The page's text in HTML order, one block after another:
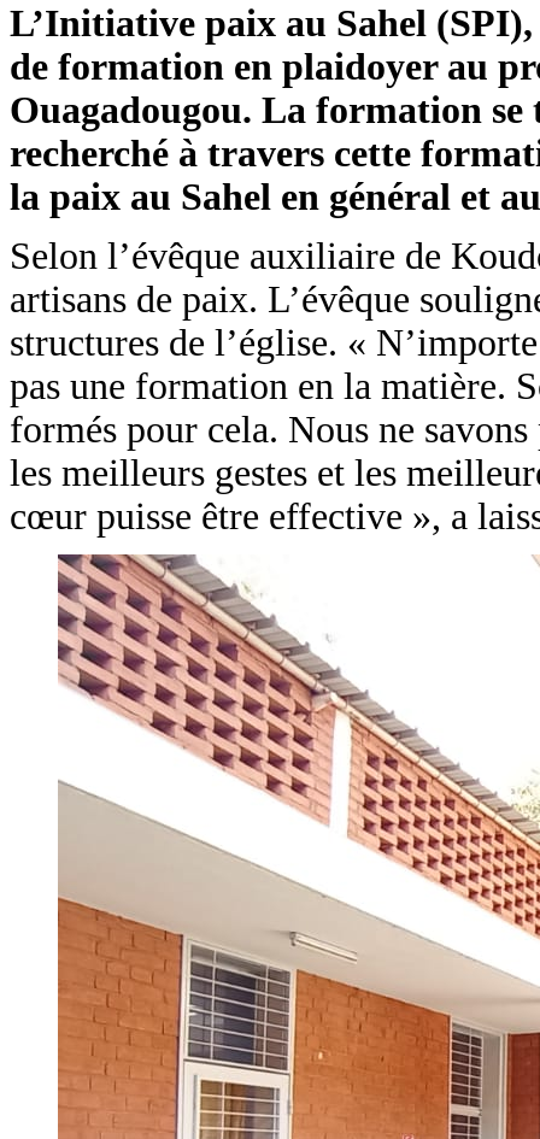
L’Initiative paix au Sahel
de formation en plaidoyer au
Ouagadougou. La formation
recherché à travers cette
la paix au Sahel en général et
Selon l’évêque auxiliaire de
artisans de paix. L’évêque
structures de l’église. «
pas une formation en la matière.
formés pour cela. Nous ne
les meilleurs gestes et les
cœur puisse être effective », a